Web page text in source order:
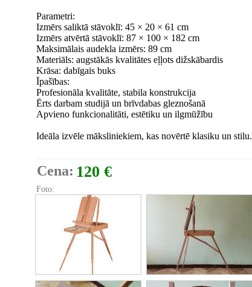
Parametri:
Izmērs saliktā stāvoklī: 45 × 20 × 61 cm
Izmērs atvērtā stāvoklī: 87 × 100 × 182 cm
Maksimālais audekla izmērs: 89 cm
Materiāls: augstākās kvalitātes eļļots dižskābardis
Krāsa: dabīgais buks
Īpašības:
Profesionāla kvalitāte, stabila konstrukcija
Ērts darbam studijā un brīvdabas gleznošanā
Apvieno funkcionalitāti, estētiku un ilgmūžību
Ideāla izvēle māksliniekiem, kas novērtē klasiku un stilu.
Cena: 120 €
Foto: